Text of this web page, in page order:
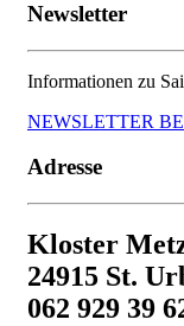
Newsletter
Informationen zu
NEWSLETTER
Adresse
Kloster
24915 St.
062 929 39